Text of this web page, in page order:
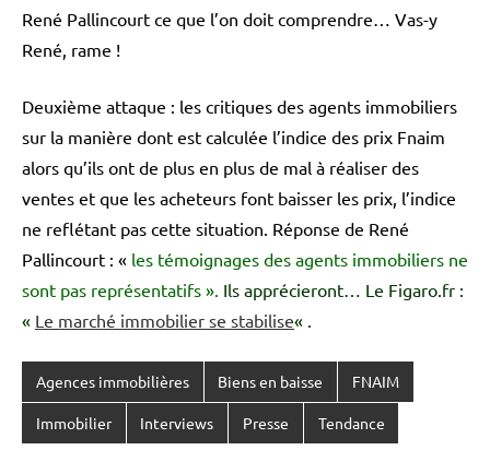
René Pallincourt ce que l’on doit comprendre… Vas-y
René, rame !
Deuxième attaque : les critiques des agents immobiliers
sur la manière dont est calculée l’indice des prix Fnaim
alors qu’ils ont de plus en plus de mal à réaliser des
ventes et que les acheteurs font baisser les prix, l’indice
ne reflétant pas cette situation. Réponse de René
Pallincourt : « les témoignages des agents immobiliers ne
sont pas représentatifs ». Ils apprécieront… Le Figaro.fr :
« Le marché immobilier se stabilise« .
Agences immobilières Biens en baisse FNAIM
Immobilier Interviews Presse Tendance